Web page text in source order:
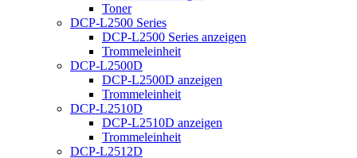
Toner
DCP-L2500 Series
DCP-L2500 Series anzeigen
Trommeleinheit
DCP-L2500D
DCP-L2500D anzeigen
Trommeleinheit
DCP-L2510D
DCP-L2510D anzeigen
Trommeleinheit
DCP-L2512D